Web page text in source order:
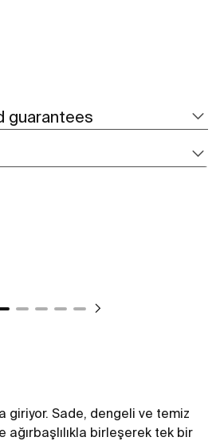
guarantees
giriyor. Sade, dengeli ve temiz
ağırbaşlılıkla birleşerek tek bir